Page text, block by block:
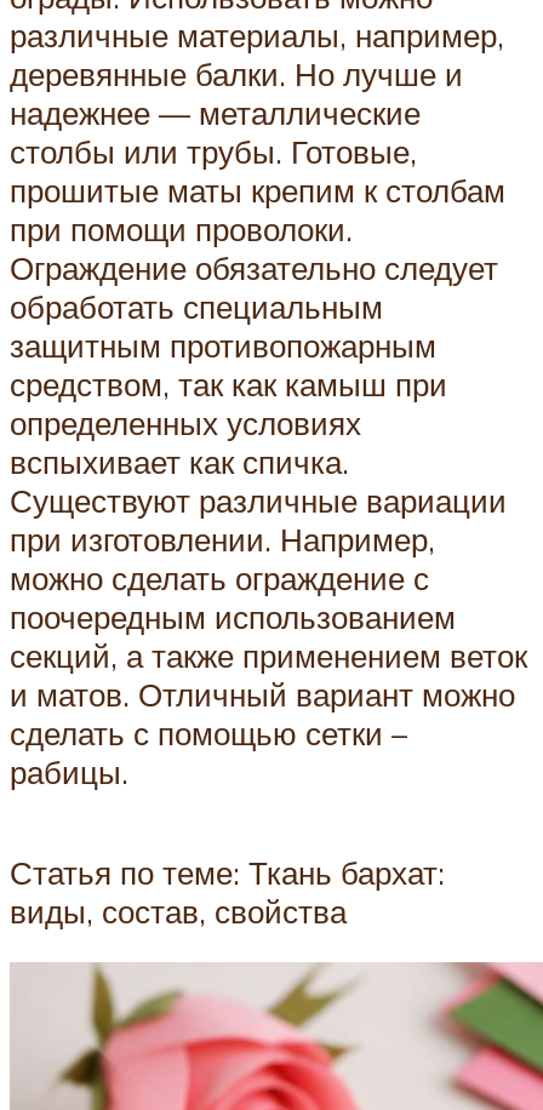
различные материалы, например,
деревянные балки. Но лучше и
надежнее — металлические
столбы или трубы. Готовые,
прошитые маты крепим к столбам
при помощи проволоки.
Ограждение обязательно следует
обработать специальным
защитным противопожарным
средством, так как камыш при
определенных условиях
вспыхивает как спичка.
Существуют различные вариации
при изготовлении. Например,
можно сделать ограждение с
поочередным использованием
секций, а также применением веток
и матов. Отличный вариант можно
сделать с помощью сетки –
рабицы.
Статья по теме: Ткань бархат:
виды, состав, свойства